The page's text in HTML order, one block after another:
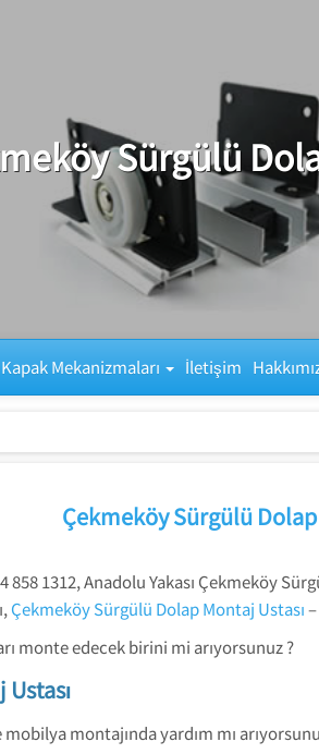
Sürgülü
Mekanizmaları İletişim
Çekmeköy Sürgülü Dolap
858 1312, Anadolu Yakası Çekmeköy
Çekmeköy Sürgülü Dolap Montaj Ustası
monte edecek birini mi arıyorsunuz ?
montajında yardım mı